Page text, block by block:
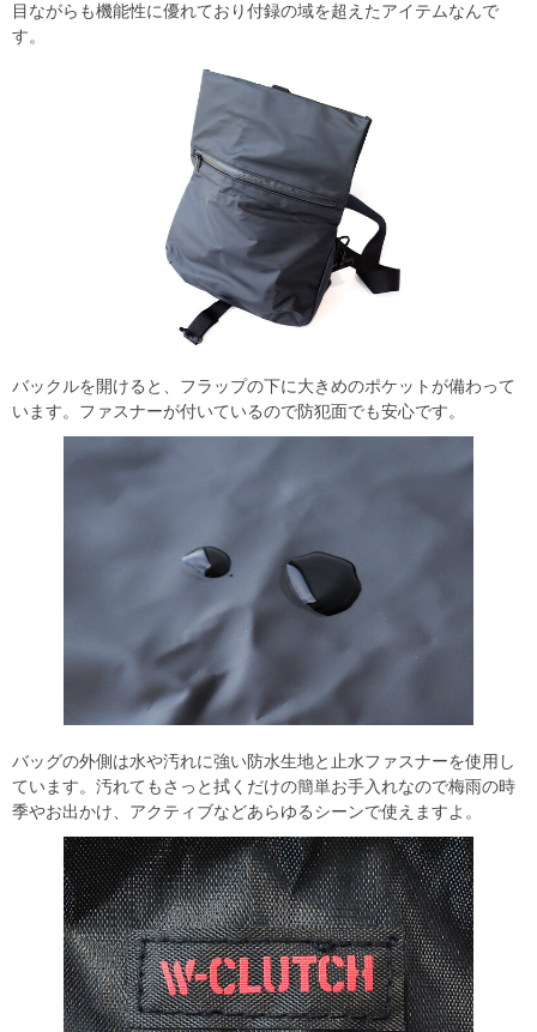
目ながらも機能性に優れており付録の域を超えたアイテムなんで
す。
バックルを開けると、フラップの下に大きめのポケットが備わって
います。ファスナーが付いているので防犯面でも安心です。
バッグの外側は水や汚れに強い防水生地と止水ファスナーを使用し
ています。汚れてもさっと拭くだけの簡単お手入れなので梅雨の時
季やお出かけ、アクティブなどあらゆるシーンで使えますよ。